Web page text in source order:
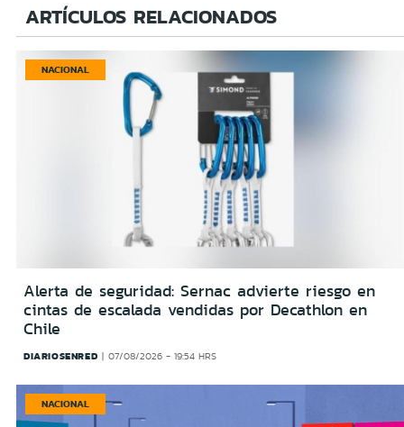
ARTÍCULOS RELACIONADOS
NACIONAL
Alerta de seguridad: Sernac advierte riesgo en
cintas de escalada vendidas por Decathlon en
Chile
DIARIOSENRED 07/08/2026 - 19:54 HRS
NACIONAL